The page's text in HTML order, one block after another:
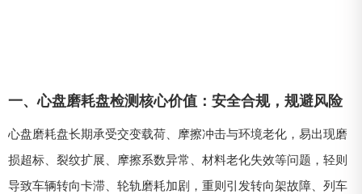
一、心盘磨耗盘检测核心价值：安全合规，规避风险
心盘磨耗盘长期承受交变载荷、摩擦冲击与环境老化，易出现磨
损超标、裂纹扩展、摩擦系数异常、材料老化失效等问题，轻则
导致车辆转向卡滞、轮轨磨耗加剧，重则引发转向架故障、列车